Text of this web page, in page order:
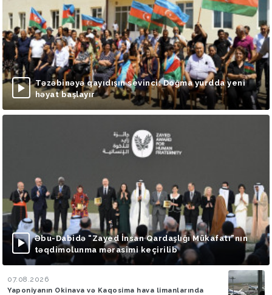
Təzəbinəyə qayıdışın sevinci: Doğma yurdda yeni
həyat başlayır
Əbu-Dabidə “Zayed İnsan Qardaşlığı Mükafatı”nın
təqdimolunma mərasimi keçirilib
07.08.2026
Yaponiyanın Okinava və Kaqosima hava limanlarında